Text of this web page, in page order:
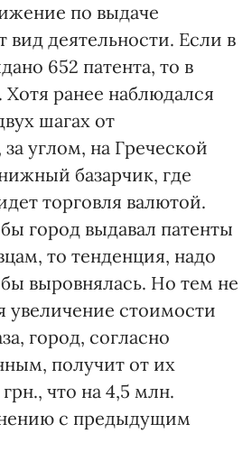
по выдаче
вид деятельности. Если в
652 патента, то в
ранее наблюдался
шагах от
углом, на Греческой
базарчик, где
торговля валютой.
город выдавал патенты
то тенденция, надо
бы выровнялась. Но тем не
увеличение стоимости
город, согласно
получит от их
что на 4,5 млн.
с предыдущим